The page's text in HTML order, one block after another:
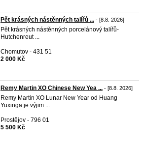
Pět krásných nástěnných talířů ... - [8.8. 2026]
Pět krásných nástěnných porcelánový talířů-
Hutchenreut ...
Chomutov - 431 51
2 000 Kč
Remy Martin XO Chinese New Yea ... - [8.8. 2026]
Remy Martin XO Lunar New Year od Huang
Yuxinga je výjim ...
Prostějov - 796 01
5 500 Kč